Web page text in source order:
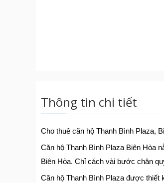
Thông tin chi tiết
Cho thuê căn hộ Thanh Bình Plaza,
Căn hộ Thanh Bình Plaza Biên Hòa
Biên Hòa. Chỉ cách vài bước chân
Căn hộ Thanh Bình Plaza được thiết